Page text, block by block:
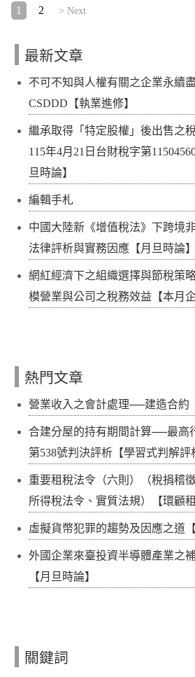
1 2 > Next
最新文章
不可不知與人權有關之企業永續
CSDDD【執業進修】
繼承取得「特定股權」後出售之
115年4月21日台財稅字第
旦時論】
編輯手札
中國大陸新《增值稅法》下跨境
法律評析與實務因應【月旦時論】
網紅經濟下之組織選擇與節稅
模營業與公司之稅務效益【本月企
熱門文章
營業收入之會計處理──建造合約
合建分屋的持有期間計算──最高
第538號判決評析【學習式判解評
重要租稅法令（六則）（稅捐稽
所得稅法令、實質法規）【環顧租
虛擬貨幣犯罪的趨勢及因應之道
外國企業來臺投資半導體產業之
【月旦時論】
關鍵詞